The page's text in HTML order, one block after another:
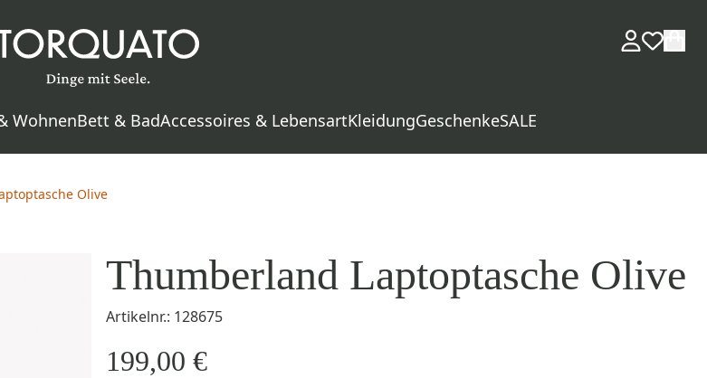
WohnenBett & BadAccessoires & LebensartKleidungGeschenkeSALE
Olive
Thumberland Laptoptasche Olive
Artikelnr.: 128675
199,00 €